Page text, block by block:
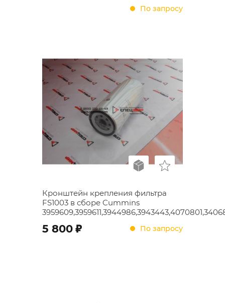
По запросу
Кронштейн крепления фильтра
FS1003 в сборе Cummins
5 800 ; По запросу